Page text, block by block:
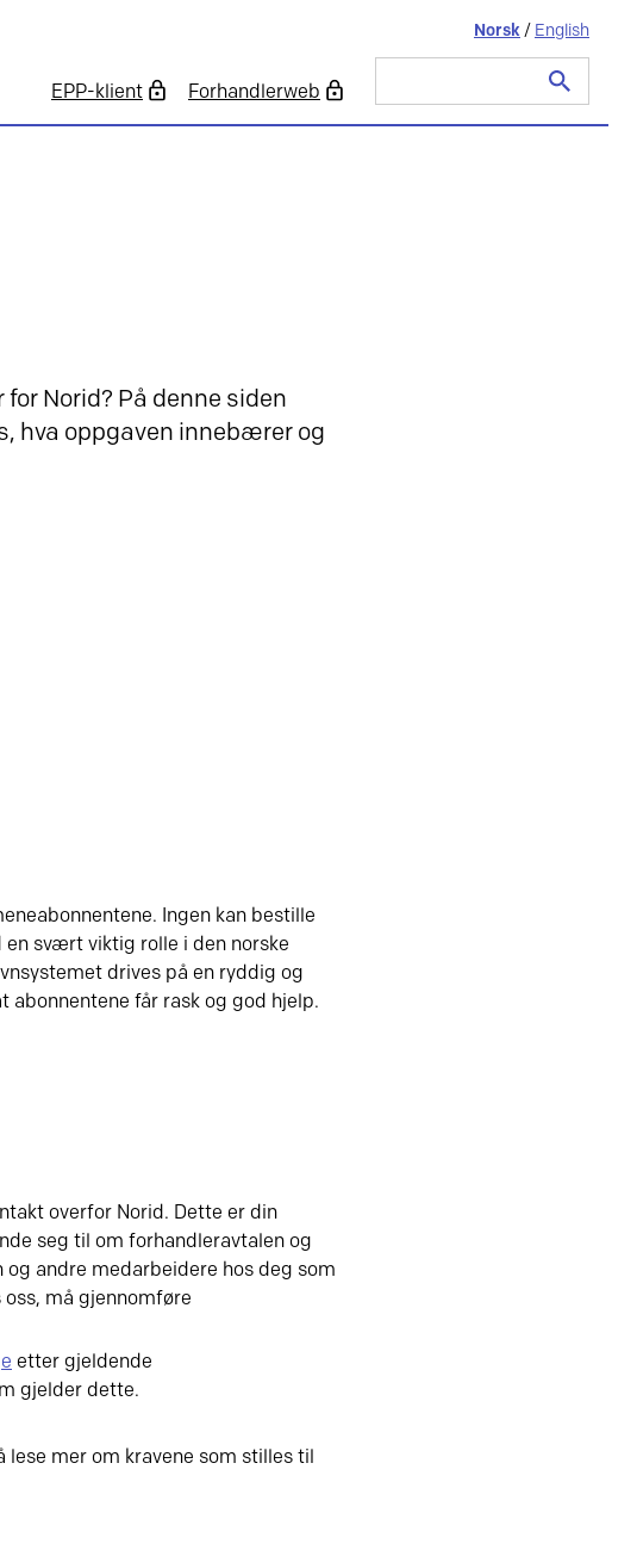
EPP-klient Forhandlerweb
Norsk / English
etter:
Norid? På denne siden
hva oppgaven innebærer og
Ingen kan bestille
svært viktig rolle i den norske
drives på en ryddig og
får rask og god hjelp.
overfor Norid. Dette er din
seg til om forhandleravtalen og
andre medarbeidere hos deg som
må gjennomføre
etter gjeldende
gjelder dette.
lese mer om kravene som stilles til